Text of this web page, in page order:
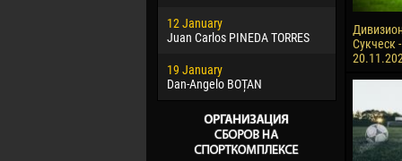
12 January
Juan Carlos PINEDA TORRES
19 January
Dan-Angelo BOȚAN
26 March
Vitor Hugo
28 March
Сукческ